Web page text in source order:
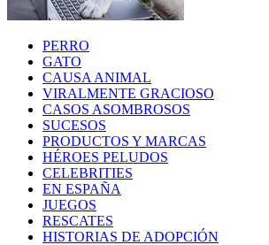
PERRO
GATO
CAUSA ANIMAL
VIRALMENTE GRACIOSO
CASOS ASOMBROSOS
SUCESOS
PRODUCTOS Y MARCAS
HÉROES PELUDOS
CELEBRITIES
EN ESPAÑA
JUEGOS
RESCATES
HISTORIAS DE ADOPCIÓN